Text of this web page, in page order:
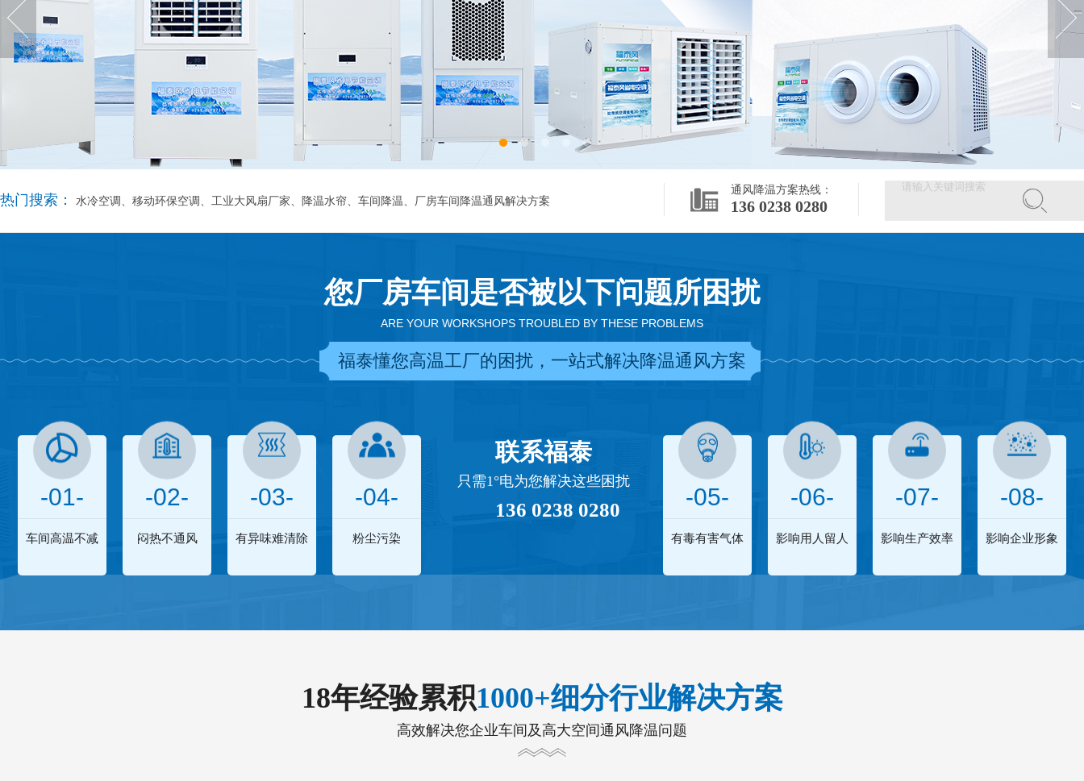
热门搜索： 水冷空调、移动环保空调、工业大风扇厂家、降温水帘、车间降温、厂房车间降温通风解决方案
通风降温方案热线：
136 0238 0280
您厂房车间是否被以下问题所困扰
ARE YOUR WORKSHOPS TROUBLED BY THESE PROBLEMS
福泰懂您高温工厂的困扰，一站式解决降温通风方案
-01-
车间高温不减
-02-
闷热不通风
-03-
有异味难清除
-04-
粉尘污染
联系福泰
只需1°电为您解决这些困扰
136 0238 0280 -05-
有毒有害气体
-06-
影响用人留人
-07-
影响生产效率
-08-
影响企业形象
18年经验累积1000+细分行业解决方案
高效解决您企业车间及高大空间通风降温问题